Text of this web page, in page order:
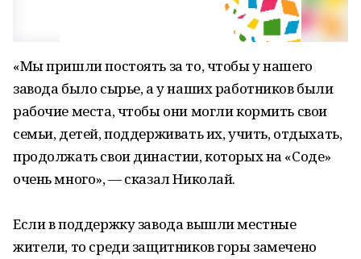
«Мы пришли постоять за то, чтобы у нашего
завода было сырье, а у наших работников были
рабочие места, чтобы они могли кормить свои
семьи, детей, поддерживать их, учить, отдыхать,
продолжать свои династии, которых на «Соде»
очень много», — сказал Николай.
Если в поддержку завода вышли местные
жители, то среди защитников горы замечено